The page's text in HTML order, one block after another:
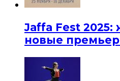
Jaffa Fest 2025:
новые